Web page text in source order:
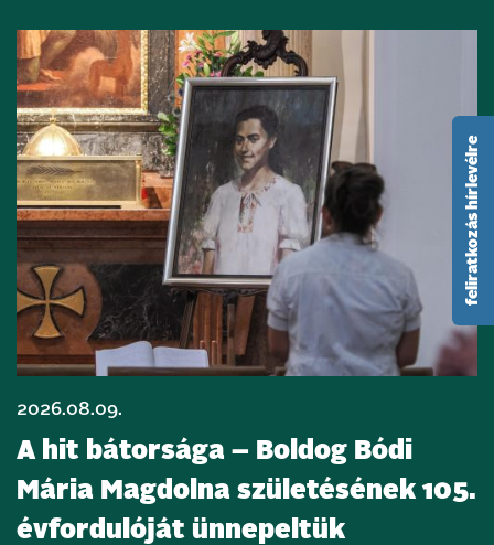
2026.08.09.
A hit bátorsága – Boldog Bódi
Mária Magdolna születésének 105.
évfordulóját ünnepeltük
feliratkozás hírlevélre